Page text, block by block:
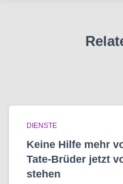
DIENSTE
Keine Hilfe mehr
Tate-Brüder jetzt
stehen